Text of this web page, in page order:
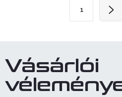
í
t
s
z
á
s
1
Vásárlói